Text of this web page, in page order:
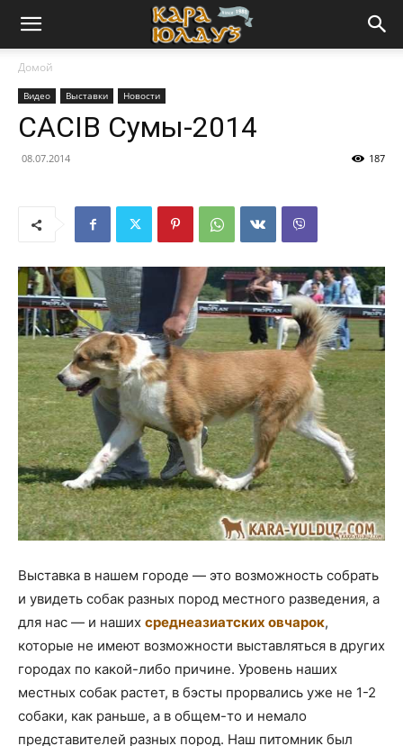
Домой
Видео Выставки Новости
CACIB Сумы-2014
08.07.2014 187
Выставка в нашем городе — это возможность собрать
и увидеть собак разных пород местного разведения, а
для нас — и наших среднеазиатских овчарок,
которые не имеют возможности выставляться в других
городах по какой-либо причине. Уровень наших
местных собак растет, в бэсты прорвались уже не 1-2
собаки, как раньше, а в общем-то и немало
представителей разных пород. Наш питомник был